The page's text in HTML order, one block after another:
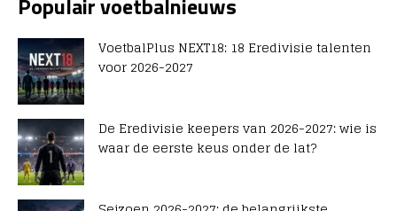
VoetbalPlus NEXT18: 18 Eredivisie talenten
voor 2026-2027
De Eredivisie keepers van 2026-2027: wie is
waar de eerste keus onder de lat?